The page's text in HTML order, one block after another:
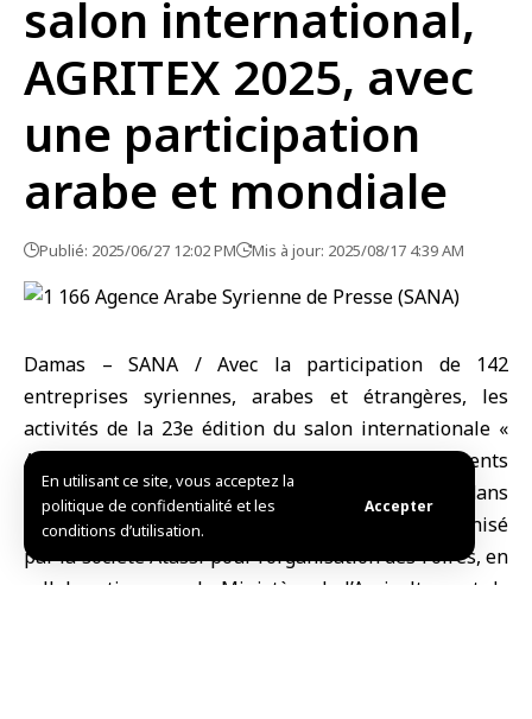
En utilisant ce site, vous acceptez la
politique de confidentialité et les
conditions d’utilisation.
Accepter
salon international,
AGRITEX 2025, avec
une participation
arabe et mondiale
Publié: 2025/06/27 12:02 PM Mis à jour: 2025/08/17 4:39 AM
Damas – SANA / Avec la participation de 142
entreprises syriennes, arabes et étrangères, les
activités de la 23e édition du salon internationale «
AGRITEX 2025 », spécialisée dans les équipements
agricoles et vétérinaires, ont débuté aujourd’hui dans
la cité des Foires à Damas. L’événement est organisé
par la société Atassi pour l’organisation des Foires, en
collaboration avec le Ministère de l’Agriculture et de